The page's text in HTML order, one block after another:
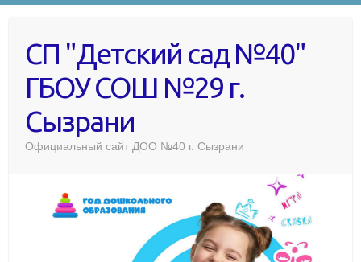
СП "Детский сад №40"
ГБОУ СОШ №29 г.
Сызрани
Официальный сайт ДОО №40 г. Сызрани